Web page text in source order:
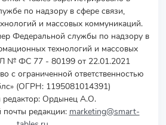
по надзору в сфере связи,
и массовых коммуникаций.
Федеральной службы по надзору в
технологий и массовых
№ ФС 77 - 80199 от 22.01.2021
с ограниченной ответственностью
(ОГРН: 1195081014391)
редактор: Ордынец А.О.
редакции: marketing@smart-